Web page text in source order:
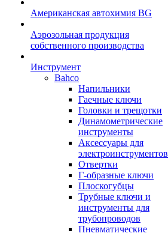
Американская автохимия BG
Аэрозольная продукция
собственного производства
Инструмент
Bahco
Напильники
Гаечные ключи
Головки и трещотки
Динамометрические
инструменты
Аксессуары для
электроинструментов
Отвертки
Г-образные ключи
Плоскогубцы
Трубные ключи и
инструменты для
трубопроводов
Пневматические